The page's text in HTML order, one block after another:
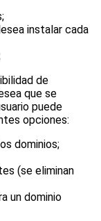
instalar cada
de
que se
puede
opciones:
dominios;
(se eliminan
un dominio